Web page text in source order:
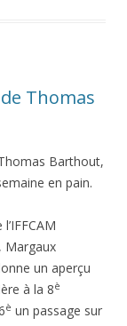
Thomas
Barthout,
en pain.
Margaux
un aperçu
à la 8è
è un passage sur